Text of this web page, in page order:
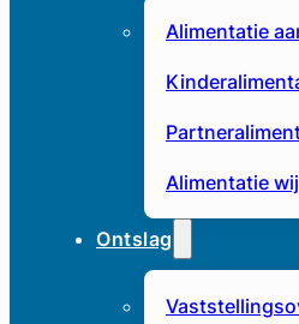
Alimentatie
Alimentatie
Ontslag